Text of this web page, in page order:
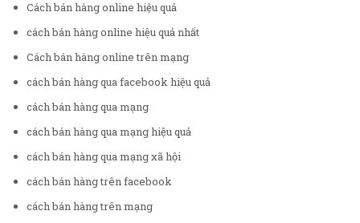
Cách bán hàng online hiệu quả
cách bán hàng online hiệu quả nhất
Cách bán hàng online trên mạng
cách bán hàng qua facebook hiệu quả
cách bán hàng qua mạng
cách bán hàng qua mạng hiệu quả
cách bán hàng qua mạng xã hội
cách bán hàng trên facebook
cách bán hàng trên mạng